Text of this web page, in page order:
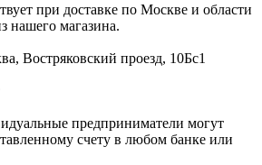
при доставке по Москве и области
нашего магазина.
Востряковский проезд, 10Бс1
предприниматели могут
счету в любом банке или